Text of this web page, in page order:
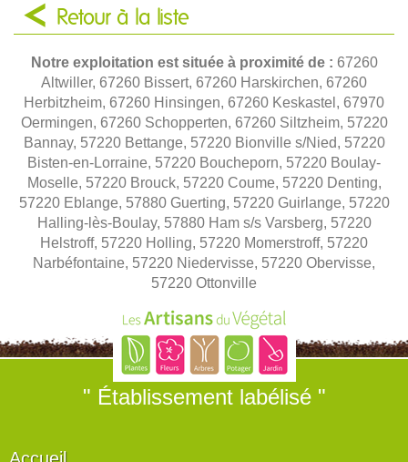
Retour à la liste
Notre exploitation est située à proximité de : 67260
Altwiller, 67260 Bissert, 67260 Harskirchen, 67260
Herbitzheim, 67260 Hinsingen, 67260 Keskastel, 67970
Oermingen, 67260 Schopperten, 67260 Siltzheim, 57220
Bannay, 57220 Bettange, 57220 Bionville s/Nied, 57220
Bisten-en-Lorraine, 57220 Boucheporn, 57220 Boulay-
Moselle, 57220 Brouck, 57220 Coume, 57220 Denting,
57220 Eblange, 57880 Guerting, 57220 Guirlange, 57220
Halling-lès-Boulay, 57880 Ham s/s Varsberg, 57220
Helstroff, 57220 Holling, 57220 Momerstroff, 57220
Narbéfontaine, 57220 Niedervisse, 57220 Obervisse,
57220 Ottonville
" Établissement labélisé "